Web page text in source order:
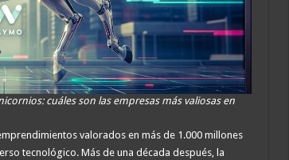
cuáles son las empresas más valiosas en
valorados en más de 1.000 millones
tecnológico. Más de una década después, la